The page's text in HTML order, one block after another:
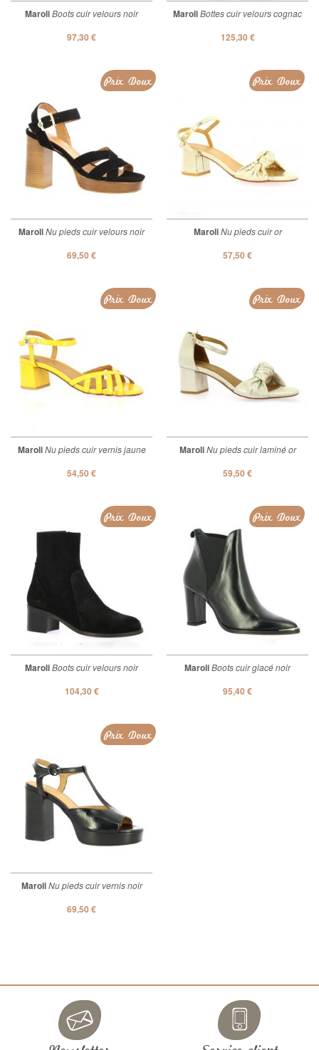
MaroliBoots cuir velours noir
97,30 €
MaroliBottes cuir velours cognac
125,30 €
MaroliNu pieds cuir velours noir
69,50 €
Prix Doux
MaroliNu pieds cuir or
57,50 €
Prix Doux
MaroliNu pieds cuir vernis jaune
54,50 €
Prix Doux
MaroliNu pieds cuir laminé or
59,50 €
Prix Doux
MaroliBoots cuir velours noir
104,30 €
Prix Doux
MaroliBoots cuir glacé noir
95,40 €
Prix Doux
MaroliNu pieds cuir vernis noir
69,50 €
Prix Doux